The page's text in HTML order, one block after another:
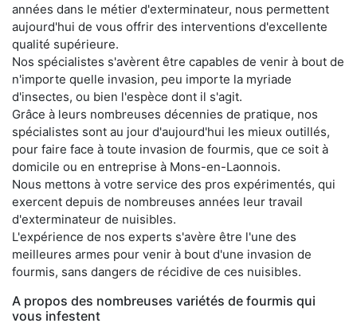
années dans le métier d'exterminateur, nous permettent
aujourd'hui de vous offrir des interventions d'excellente
qualité supérieure.
Nos spécialistes s'avèrent être capables de venir à bout de
n'importe quelle invasion, peu importe la myriade
d'insectes, ou bien l'espèce dont il s'agit.
Grâce à leurs nombreuses décennies de pratique, nos
spécialistes sont au jour d'aujourd'hui les mieux outillés,
pour faire face à toute invasion de fourmis, que ce soit à
domicile ou en entreprise à Mons-en-Laonnois.
Nous mettons à votre service des pros expérimentés, qui
exercent depuis de nombreuses années leur travail
d'exterminateur de nuisibles.
L'expérience de nos experts s'avère être l'une des
meilleures armes pour venir à bout d'une invasion de
fourmis, sans dangers de récidive de ces nuisibles.
A propos des nombreuses variétés de fourmis qui
vous infestent